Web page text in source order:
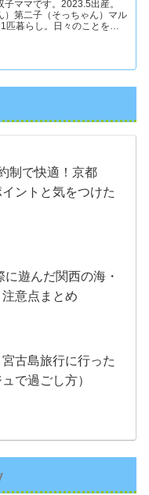
ママです。2023.5出産。
）第二子（そっちゃん）マル
匹暮らし。日々のことを忘
制で快適！京都
ントと気をつけた
に遊んだ関西の海・
意点まとめ
古島旅行に行った
で過ごし方）